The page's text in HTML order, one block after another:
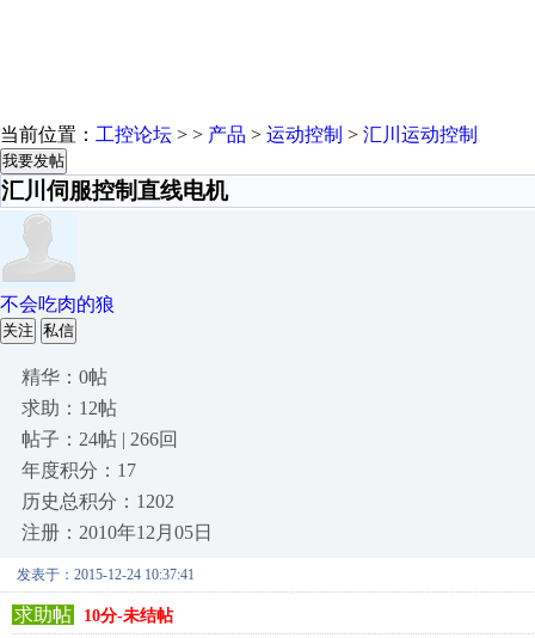
当前位置： 工控论坛 > > 产品 > 运动控制 > 汇川运动控制
我要发帖
汇川伺服控制直线电机
不会吃肉的狼
关注 私信
精华：0帖
求助：12帖
帖子：24帖 | 266回
年度积分：17
历史总积分：1202
注册：2010年12月05日
发表于：2015-12-24 10:37:41
求助帖 10分-未结帖